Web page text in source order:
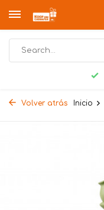
Volver atrás Inicio